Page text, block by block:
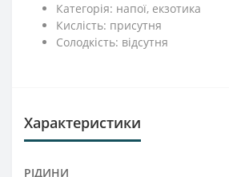
Категорія: напої, екзотика
Кислість: присутня
Солодкість: відсутня
Характеристики
РІДИНИ